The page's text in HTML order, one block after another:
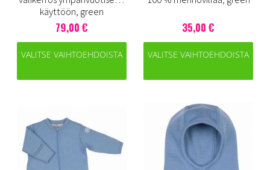
käyttöön, green
79,00 €
VALITSE VAIHTOEHDOISTA
35,00 €
VALITSE VAIHTOEHDOISTA